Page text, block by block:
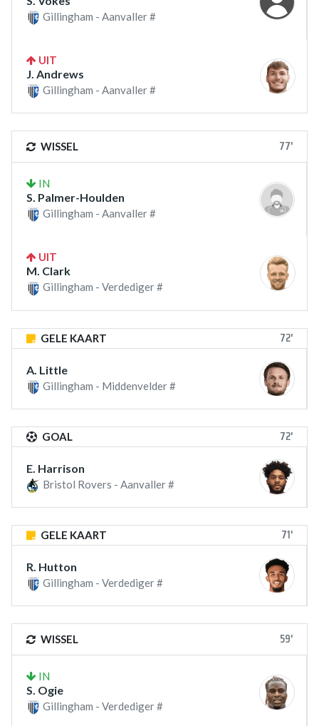
Gillingham - Aanvaller #
UIT
J. Andrews
Gillingham - Aanvaller #
WISSEL 77'
IN
S. Palmer-Houlden
Gillingham - Aanvaller #
UIT
M. Clark
Gillingham - Verdediger #
GELE KAART 72'
A. Little
Gillingham - Middenvelder #
GOAL 72'
E. Harrison
Bristol Rovers - Aanvaller #
GELE KAART 71'
R. Hutton
Gillingham - Verdediger #
WISSEL 59'
IN
S. Ogie
Gillingham - Verdediger #